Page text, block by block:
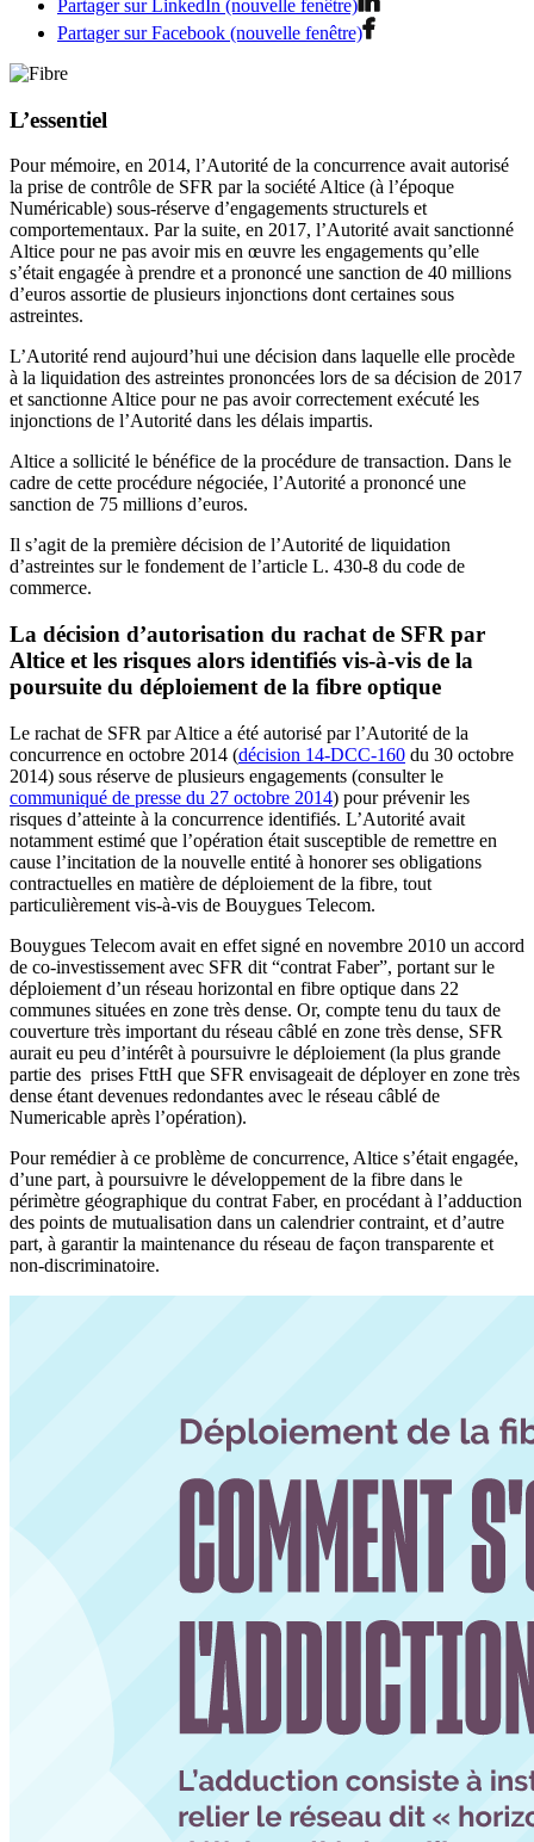
Partager sur LinkedIn (nouvelle fenêtre)
Partager sur Facebook (nouvelle fenêtre)
L’essentiel
Pour mémoire, en 2014, l’Autorité de la concurrence avait autorisé
la prise de contrôle de SFR par la société Altice (à l’époque
Numéricable) sous-réserve d’engagements structurels et
comportementaux. Par la suite, en 2017, l’Autorité avait sanctionné
Altice pour ne pas avoir mis en œuvre les engagements qu’elle
s’était engagée à prendre et a prononcé une sanction de 40 millions
d’euros assortie de plusieurs injonctions dont certaines sous
astreintes.
L’Autorité rend aujourd’hui une décision dans laquelle elle procède
à la liquidation des astreintes prononcées lors de sa décision de 2017
et sanctionne Altice pour ne pas avoir correctement exécuté les
injonctions de l’Autorité dans les délais impartis.
Altice a sollicité le bénéfice de la procédure de transaction. Dans le
cadre de cette procédure négociée, l’Autorité a prononcé une
sanction de 75 millions d’euros.
Il s’agit de la première décision de l’Autorité de liquidation
d’astreintes sur le fondement de l’article L. 430-8 du code de
commerce.
La décision d’autorisation du rachat de SFR par
Altice et les risques alors identifiés vis-à-vis de la
poursuite du déploiement de la fibre optique
Le rachat de SFR par Altice a été autorisé par l’Autorité de la
concurrence en octobre 2014 (décision 14-DCC-160 du 30 octobre
2014) sous réserve de plusieurs engagements (consulter le
communiqué de presse du 27 octobre 2014) pour prévenir les
risques d’atteinte à la concurrence identifiés. L’Autorité avait
notamment estimé que l’opération était susceptible de remettre en
cause l’incitation de la nouvelle entité à honorer ses obligations
contractuelles en matière de déploiement de la fibre, tout
particulièrement vis-à-vis de Bouygues Telecom.
Bouygues Telecom avait en effet signé en novembre 2010 un accord
de co-investissement avec SFR dit “contrat Faber”, portant sur le
déploiement d’un réseau horizontal en fibre optique dans 22
communes situées en zone très dense. Or, compte tenu du taux de
couverture très important du réseau câblé en zone très dense, SFR
aurait eu peu d’intérêt à poursuivre le déploiement (la plus grande
partie des prises FttH que SFR envisageait de déployer en zone très
dense étant devenues redondantes avec le réseau câblé de
Numericable après l’opération).
Pour remédier à ce problème de concurrence, Altice s’était engagée,
d’une part, à poursuivre le développement de la fibre dans le
périmètre géographique du contrat Faber, en procédant à l’adduction
des points de mutualisation dans un calendrier contraint, et d’autre
part, à garantir la maintenance du réseau de façon transparente et
non-discriminatoire.